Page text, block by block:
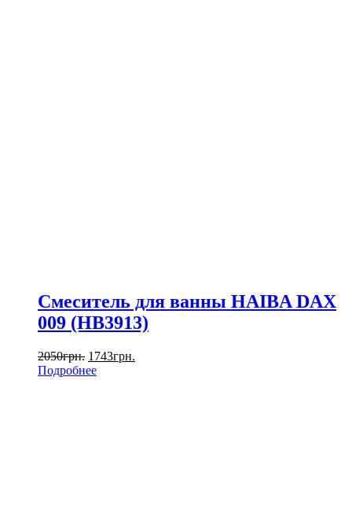
Смеситель для ванны HAIBA DAX
009 (HB3913)
2050грн. 1743грн.
Подробнее